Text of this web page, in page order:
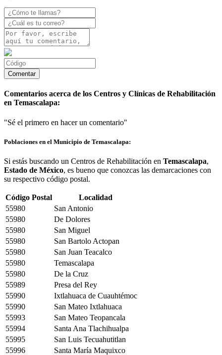
Comentarios acerca de los Centros y Clínicas de Rehabilitación
en Temascalapa:
"Sé el primero en hacer un comentario"
Poblaciones en el Municipio de Temascalapa:
Si estás buscando un Centros de Rehabilitación en Temascalapa,
Estado de México, es bueno que conozcas las demarcaciones con
su respectivo código postal.
Código Postal
Localidad
55980
San Antonio
55980
De Dolores
55980
San Miguel
55980
San Bartolo Actopan
55980
San Juan Teacalco
55980
Temascalapa
55980
De la Cruz
55989
Presa del Rey
55990
Ixtlahuaca de Cuauhtémoc
55990
San Mateo Ixtlahuaca
55993
San Mateo Teopancala
55994
Santa Ana Tlachihualpa
55995
San Luis Tecuahutitlan
55996
Santa María Maquixco